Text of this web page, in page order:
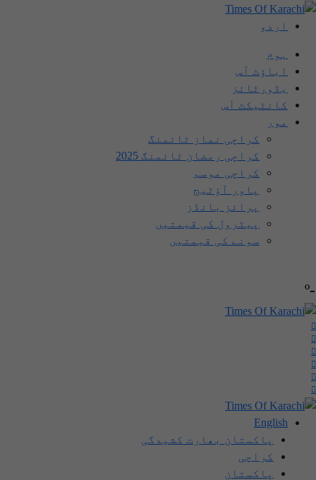
اردو
ہوم
اباؤٹ اَس
یڈورٹائز
کانٹیکٹ اَس
مور
کراچی نماز ٹائمنگ
کراچی رمضان ٹائمنگ 2025
کراچی موسم
پاور آؤٹیج
پرائز بانڈز
پیٹرول کی قیمتیں
سونے کی قیمتیں
-º
English
پاکستان بھارت کشیدگی
کراچی
پاکستان